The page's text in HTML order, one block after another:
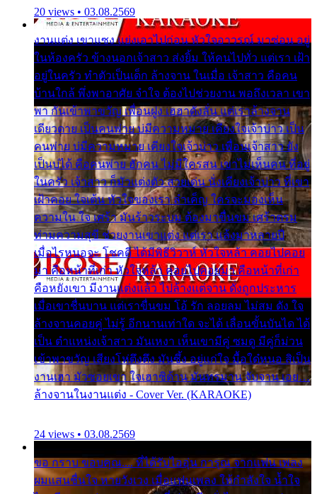
20 views • 03.08.2569
งานแต่ง เขาแซง แย่งเอาไปก่อน หัวใจอาวรณ์ มาซ่อน อยู่
ในห้องครัว ข้างนอกเจ้าสาว ส่งยิ้ม ให้คนไปทั่ว แต่เรา เฝ้า
อยู่ในครัว ทำตัวเป็นเด็ก ล้างจาน ในเมื่อ เจ้าสาว คือคน
บ้านใกล้ พึ่งพาอาศัย จำใจ ต้องไปช่วยงาน พอถึงเวลา เขา
พา กันเข้าพาขวัญ เพื่อนฝูง เฮฮาดังลั่น แต่เราล้างจาน
เดียวดาย เป็นคนพ่าย บ่มีความหมาย เคียงใจเจ้าบ่าว เป็น
คนพ่าย บ่มีความหมาย เคียงใจเจ้าบ่าว เพื่อนเจ้าสาว ยัง
เป็นบ่ได้ คือคนพ่าย ฮักคน ไม่มีใครสน เขาไม่เห็นคน ที่อยู่
ในครัว เจ้าสาว ก็มัวแต่งตัว สวยเด่น นั่งเคียงเจ้าบ่าว ที่เขา
เฝ้าคอย ใจเต้น หัวใจของเรา ลำเค็ญ ใครจะมองเห็น
ความใน ใจ เศร้า มันร้าวระบม ต้องมาขื่นขม เศร้าตรม
ท่ามความสุขี ช่วยงานเขาแต่ง แต่เรา แล้งมาหลายปี
เมื่อไรหนอจะ โชคดี ได้มีพิธีวิวาห์ หัวใจหล้า คอยไปคอย
มา คือหน้าที่เก่า หัวใจหล้า คอยไปคอยมา คือหน้าที่เก่า
คือหยังเขา มีงานแต่งแล้ว ไปล้างแต่จาน ดั่งถูกประหาร
เมื่อเขาชื่นบาน แต่เราขื่นขม โอ้ รัก ลอยลม ไม่สม ดัง ใจ
ล้างจานคอยคู่ ไม่รู้ อีกนานเท่าใด จะได้ เลื่อนขั้นบันได ได้
เป็น ตำแหน่งเจ้าสาว มันเหงา เห็นเขามีคู่ ซมดู มีคู่ก็ม่วน
เข้าพาขวัญ เสียงโห่ตึงตึง มันซึ้ง อยู่แก่ใจ มื้อใด๋หนอ สิเป็น
งานเฮา มัวซอยเขา ใจเฮาซิด้าน มันทรมาน จับจาน เอย…
ล้างจานในงานแต่ง - Cover Ver. (KARAOKE)
24 views • 03.08.2569
ขอ กราบ ขอบคุณ.... ที่ได้รับไออุ่น การุณ จากแฟน เพลง
ผมแสนชื่นใจ หายวังเวง เมื่อแฟนเพลง ให้กำลังใจ น้ำใจ